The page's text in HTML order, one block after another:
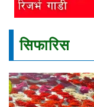
सिफारिस